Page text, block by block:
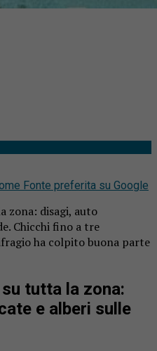
Fonte preferita su Google
zona: disagi, auto
Chicchi fino a tre
ha colpito buona parte
tutta la zona:
e alberi sulle